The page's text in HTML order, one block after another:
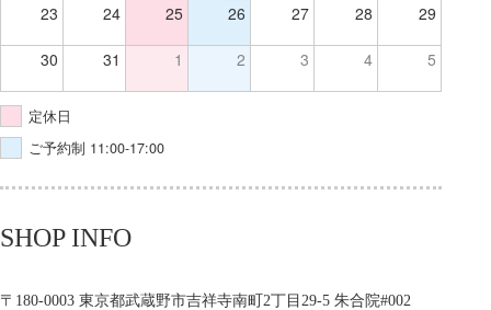
23 24 25 26 27 28 29
30 31 1 2 3 4 5
定休日
ご予約制 11:00-17:00
SHOP INFO
〒180-0003 東京都武蔵野市吉祥寺南町2丁目29-5 朱合院#002